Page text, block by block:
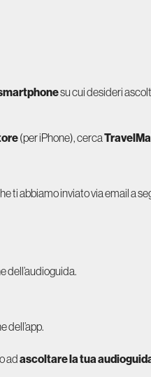
su cui desideri
(per iPhone), cerca
ti abbiamo inviato via email a
dell’audioguida.
dell’app.
adascoltare la tua